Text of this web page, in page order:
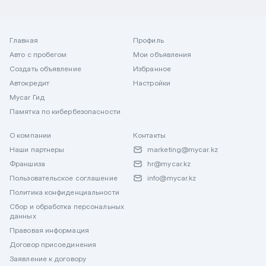
Главная
Авто с пробегом
Создать объявление
Автокредит
Mycar Гид
Памятка по кибербезопасности
Профиль
Мои объявления
Избранное
Настройки
О компании
Наши партнеры
Франшиза
Пользовательское соглашение
Политика конфиденциальности
Сбор и обработка персональных
данных
Правовая информация
Договор присоединения
Заявление к договору
Контакты
marketing@mycar.kz
hr@mycar.kz
info@mycar.kz